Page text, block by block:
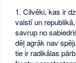
1. Cilvēki, kas ir
valstī un
savrup no
dēļ agrāk nav
tie ir radikālas